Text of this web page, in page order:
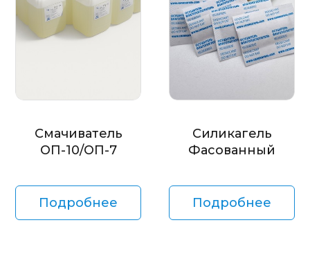
Смачиватель
ОП-10/ОП-7
Подробнее
Силикагель
Фасованный
Подробнее